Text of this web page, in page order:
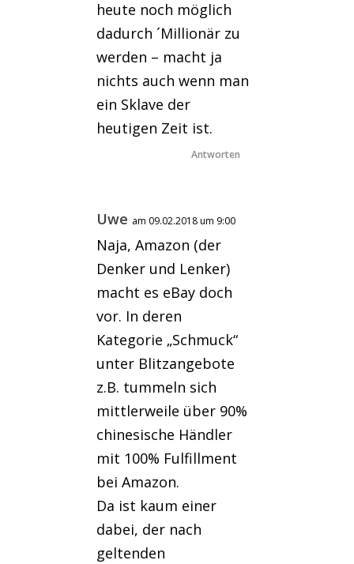
heute noch möglich
dadurch ´Millionär zu
werden – macht ja
nichts auch wenn man
ein Sklave der
heutigen Zeit ist.
Antworten
Uwe am 09.02.2018 um 9:00
Naja, Amazon (der
Denker und Lenker)
macht es eBay doch
vor. In deren
Kategorie „Schmuck“
unter Blitzangebote
z.B. tummeln sich
mittlerweile über 90%
chinesische Händler
mit 100% Fulfillment
bei Amazon.
Da ist kaum einer
dabei, der nach
geltenden